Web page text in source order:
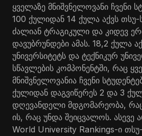
ყველაზე მნიშვნელოვანი ჩვენი
100 ქულიდან 14 ქულა აქვს თსუ-
ძალიან ტრაგიკული და კიდევ
დავუბრუნდები ამას. 18,2 ქულა
უნივერსიტეტს და ტექნიკურ
სწავლების კომპონენტში, რაც
მნიშვნელოვანია ჩვენი
ქულიდან დაგვიწერეს 2 და 3
დღევანდელი მდგომარეობა, რაც
ის, რაც უნდა შეიცვალოს. ასევე
World University Rankings-ი